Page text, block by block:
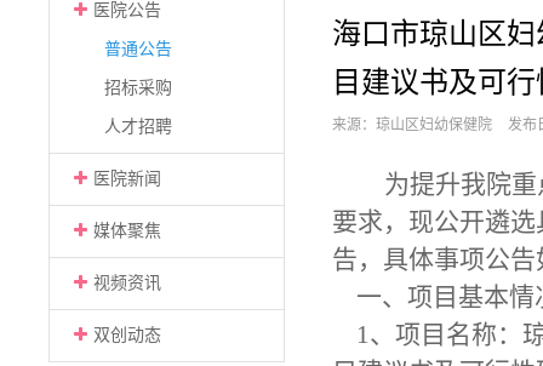
医院公告
普通公告
招标采购
人才招聘
医院新闻
媒体聚焦
视频资讯
双创动态
海口市琼山区
目建议书及可
来源：琼山区妇幼保健院 发布
为提升我院
要求，现公开遴
告，具体事项公告
一、项目基本情
1、项目名称：